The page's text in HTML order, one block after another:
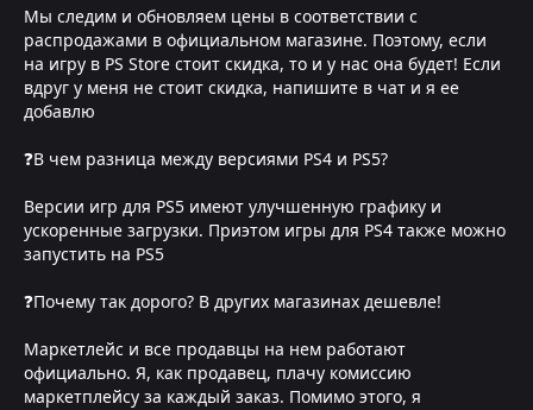
Мы следим и обновляем цены в соответствии с
распродажами в официальном магазине. Поэтому, если
на игру в PS Store стоит скидка, то и у нас она будет! Если
вдруг у меня не стоит скидка, напишите в чат и я ее
добавлю
❓В чем разница между версиями PS4 и PS5?
Версии игр для PS5 имеют улучшенную графику и
ускоренные загрузки. Приэтом игры для PS4 также можно
запустить на PS5
❓Почему так дорого? В других магазинах дешевле!
Маркетлейс и все продавцы на нем работают
официально. Я, как продавец, плачу комиссию
маркетплейсу за каждый заказ. Помимо этого, я